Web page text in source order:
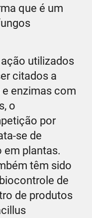
que é um
utilizados
citados a
enzimas com
o
por
se de
plantas.
têm sido
de
de produtos